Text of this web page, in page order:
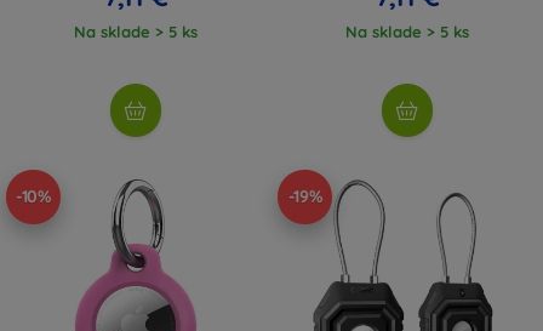
Na sklade > 5 ks Na sklade > 5 ks
-10% -19%